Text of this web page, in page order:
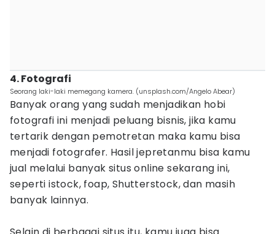
4. Fotografi
Seorang laki-laki memegang kamera. (unsplash.com/Angelo Abear)
Banyak orang yang sudah menjadikan hobi
fotografi ini menjadi peluang bisnis, jika kamu
tertarik dengan pemotretan maka kamu bisa
menjadi fotografer. Hasil jepretanmu bisa kamu
jual melalui banyak situs online sekarang ini,
seperti istock, foap, Shutterstock, dan masih
banyak lainnya.